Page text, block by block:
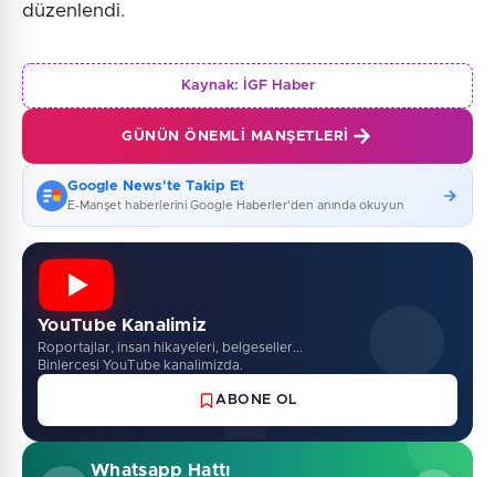
düzenlendi.
Kaynak: İGF Haber
GÜNÜN ÖNEMLI MANŞETLERI
Google News'te Takip Et
E-Manşet haberlerini Google Haberler'den anında okuyun
YouTube Kanalimiz
Roportajlar, insan hikayeleri, belgeseller...
Binlercesi YouTube kanalimizda.
ABONE OL
Whatsapp Hattı